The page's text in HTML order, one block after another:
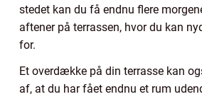
stedet kan du få endnu flere
aftener på terrassen, hvor du kan
for.
Et overdække på din terrasse kan
af, at du har fået endnu et rum